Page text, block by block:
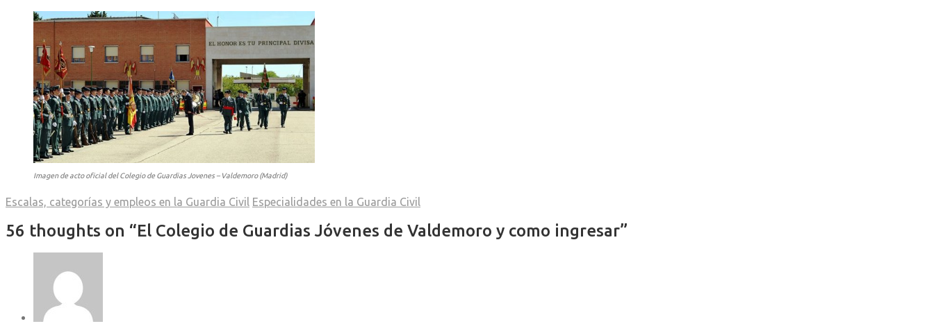
Imagen de acto oficial del Colegio de Guardias Jovenes – Valdemoro (Madrid)
Escalas, categorías y empleos en la Guardia Civil Especialidades en la Guardia Civil
56 thoughts on “El Colegio de Guardias Jóvenes de Valdemoro y como ingresar”